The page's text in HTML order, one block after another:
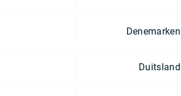
Denemarken
Duitsland